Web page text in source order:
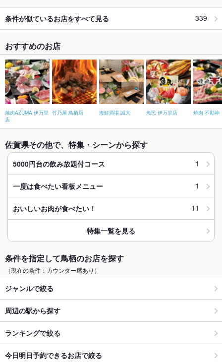
条件が似ているお店をすべて見る 339
おすすめのお店
焼肉AZUMA 伊万里
店
竹乃屋 鳥栖店 海鮮酒場 誠大 魚民 伊万里店 焼肉 不動神
佐賀県その他で、特集・シーンから探す
5000円台の飲み放題付コース 1
一度は食べたい看板メニュー 1
おいしいお肉が食べたい！ 11
特集一覧を見る
条件を指定して鳥栖のお店を探す
（現在の条件：カウンター席あり）
ジャンルで絞る
周辺の駅から探す
ランキングで絞る
今日明日予約できるお店で絞る